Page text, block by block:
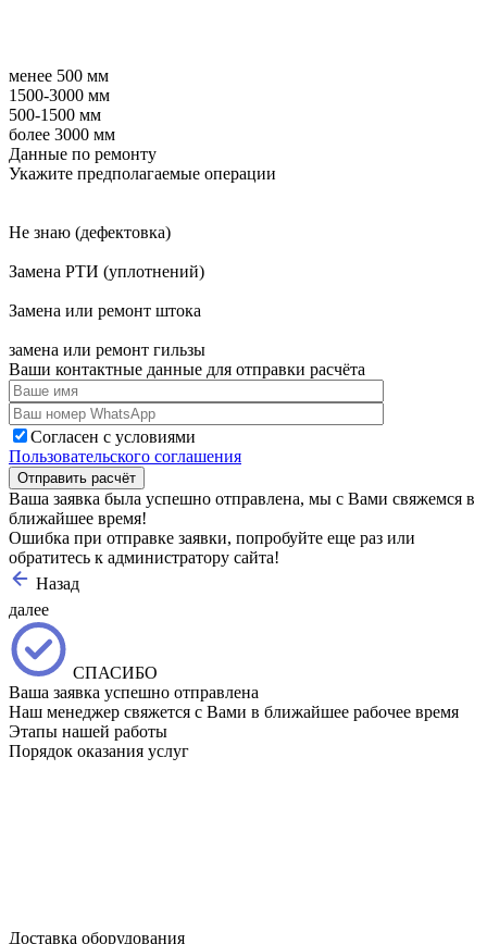
менее 500 мм
1500-3000 мм
500-1500 мм
более 3000 мм
Данные по ремонту
Укажите предполагаемые операции
Не знаю (дефектовка)
Замена РТИ (уплотнений)
Замена или ремонт штока
замена или ремонт гильзы
Ваши контактные данные для отправки расчёта
Согласен с условиями
Пользовательского соглашения
Ваша заявка была успешно отправлена, мы с Вами свяжемся в
ближайшее время!
Ошибка при отправке заявки, попробуйте еще раз или
обратитесь к администратору сайта!
Назад
далее
СПАСИБО
Ваша заявка успешно отправлена
Наш менеджер свяжется с Вами в ближайшее рабочее время
Этапы нашей работы
Порядок оказания услуг
Доставка оборудования